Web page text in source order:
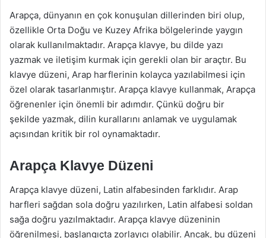
Arapça, dünyanın en çok konuşulan dillerinden biri olup,
özellikle Orta Doğu ve Kuzey Afrika bölgelerinde yaygın
olarak kullanılmaktadır. Arapça klavye, bu dilde yazı
yazmak ve iletişim kurmak için gerekli olan bir araçtır. Bu
klavye düzeni, Arap harflerinin kolayca yazılabilmesi için
özel olarak tasarlanmıştır. Arapça klavye kullanmak, Arapça
öğrenenler için önemli bir adımdır. Çünkü doğru bir
şekilde yazmak, dilin kurallarını anlamak ve uygulamak
açısından kritik bir rol oynamaktadır.
Arapça Klavye Düzeni
Arapça klavye düzeni, Latin alfabesinden farklıdır. Arap
harfleri sağdan sola doğru yazılırken, Latin alfabesi soldan
sağa doğru yazılmaktadır. Arapça klavye düzeninin
öğrenilmesi, başlangıçta zorlayıcı olabilir. Ancak, bu düzeni